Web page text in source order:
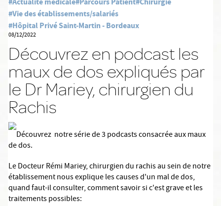
#Vie des établissements/salariés
#Hôpital Privé Saint-Martin - Bordeaux
08/12/2022
Découvrez en podcast les
maux de dos expliqués par
le Dr Mariey, chirurgien du
Rachis
Découvrez notre série de 3 podcasts consacrée aux maux
de dos.
Le Docteur Rémi Mariey, chirurgien du rachis au sein de notre
établissement nous explique les causes d'un mal de dos,
quand faut-il consulter, comment savoir si c'est grave et les
traitements possibles: